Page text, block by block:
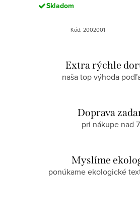
Skladom
Kód: 2002001
Extra rýchle
naša top výhoda
Doprava
pri nákupe nad
Myslíme
ponúkame ekologické